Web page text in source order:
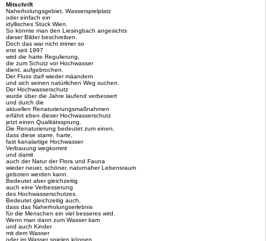
Mitschrift
Naherholungsgebiet, Wasserspielplatz
oder einfach ein
idyllisches Stück Wien.
So könnte man den Liesingbach angesichts
dieser Bilder beschreiben.
Doch das war nicht immer so
erst seit 1997
wird die harte Regulierung,
die zum Schutz vor Hochwasser
dient, aufgebrochen.
Der Fluss darf wieder mäandern
und sich seinen natürlichen Weg suchen.
Der Hochwasserschutz
wurde über die Jahre laufend verbessert
und durch die
aktuellen Renaturierungsmaßnahmen
erfährt eben dieser Hochwasserschutz
jetzt einen Qualitätssprung.
Die Renaturierung bedeutet zum einen,
dass diese starre, harte,
fast kanalartige Hochwasser
Verbauung wegkommt
und damit
auch der Natur der Flora und Fauna
wieder neuer, schöner, naturnaher Lebensraum
geboten werden kann.
Bedeutet aber gleichzeitig
auch eine Verbesserung
des Hochwasserschutzes.
Bedeutet gleichzeitig auch,
dass das Naherholungserlebnis
für die Menschen ein viel besseres wird.
Wenn man dann zum Wasser kam
und auch Kinder
mit dem Wasser
oder im Wasser spielen können.